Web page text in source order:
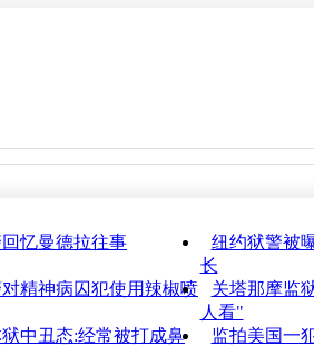
忆曼德拉往事
纽约狱警被
长
精神病囚犯使用辣椒喷
关塔那摩监
人看"
中丑态:经常被打成鼻
监拍美国一